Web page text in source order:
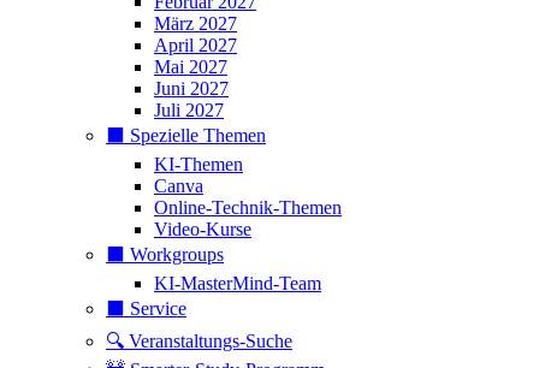
März 2027
April 2027
Mai 2027
Juni 2027
Juli 2027
⬛️ Spezielle Themen
KI-Themen
Canva
Online-Technik-Themen
Video-Kurse
⬛️ Workgroups
KI-MasterMind-Team
⬛️ Service
🔍 Veranstaltungs-Suche